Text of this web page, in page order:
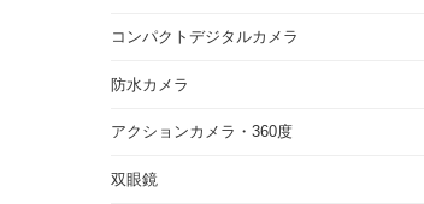
コンパクトデジタルカメラ
防水カメラ
アクションカメラ・360度
双眼鏡